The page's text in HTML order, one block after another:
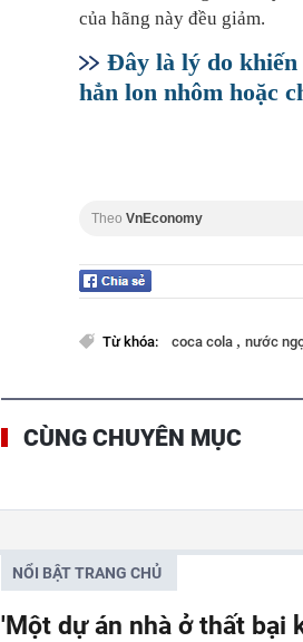
của hãng này đều giảm.
Đây là lý do khiến
hẳn lon nhôm hoặc
Theo VnEconomy
Từ khóa: coca cola , nước
CÙNG CHUYÊN MỤC
NỔI BẬT TRANG CHỦ
'Một dự án nhà ở thất bại